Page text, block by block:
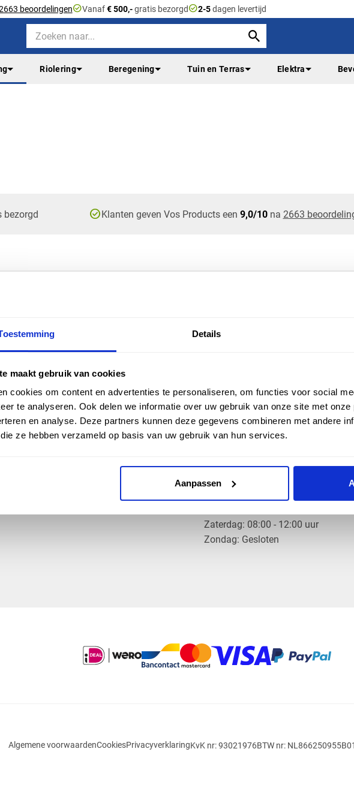
Details
maakt gebruik van cookies
cookies om content en advertenties te personaliseren, om functies voor social
te analyseren. Ook delen we informatie over uw gebruik van onze site met
en analyse. Deze partners kunnen deze gegevens combineren met andere
ze hebben verzameld op basis van uw gebruik van hun services.
Aanpassen
beoordelingencheck_circleVanaf€ 500,-gratis bezorgdcheck_circle2-5dagen levertijd
Riolering Beregening Tuin en Terras Elektra
check_circleKlanten geven Vos Products een 9,0/10na 2663
KENNIS EN HULP
Klantenservice
Veelgestelde vragen
ZAKELIJK
​Zaterdag: 08:00 - 12:00 uur
​Zondag: Gesloten
Algemene voorwaardenCookiesPrivacyverklaringKvK nr: 93021976BTW nr: NL866250955B01